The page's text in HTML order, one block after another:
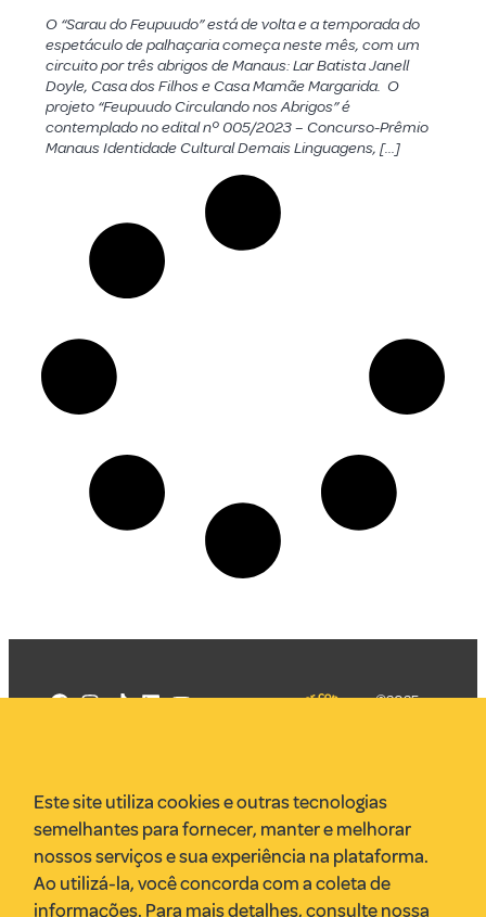
O “Sarau do Feupuudo” está de volta e a temporada do
espetáculo de palhaçaria começa neste mês, com um
circuito por três abrigos de Manaus: Lar Batista Janell
Doyle, Casa dos Filhos e Casa Mamãe Margarida. O
projeto “Feupuudo Circulando nos Abrigos” é
contemplado no edital nº 005/2023 – Concurso-Prêmio
Manaus Identidade Cultural Demais Linguagens, […]
VR Assessoria
Parcerias
Envie uma pauta
Anuncie
©2025
Este site utiliza cookies e outras tecnologias
semelhantes para fornecer, manter e melhorar
nossos serviços e sua experiência na plataforma.
Ao utilizá-la, você concorda com a coleta de
informações. Para mais detalhes, consulte nossa